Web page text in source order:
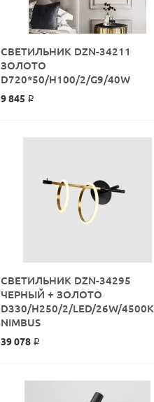
СВЕТИЛЬНИК DZN-34211
ЗОЛОТО
D720*50/H100/2/G9/40W
9 845 ₽
СВЕТИЛЬНИК DZN-34295
ЧЕРНЫЙ + ЗОЛОТО
D330/H250/2/LED/26W/4500K
NIMBUS
39 078 ₽
КУПИТЬ